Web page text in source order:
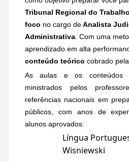
Tribunal Regional do
foco no cargo deAnalista
Administrativa . Com uma
aprendizado em alta
conteúdo teórico cobrado
As aulas e os conteúdos
ministrados pelos
referências nacionais em
públicos, com anos de
alunos aprovados:
Língua
Wisniewski